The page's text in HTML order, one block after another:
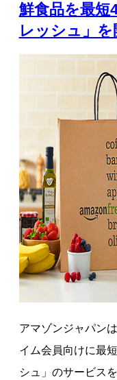
鮮食品を最短
レッシュ」を
アマゾンジャパン
イム会員向けに最
シュ」のサービス